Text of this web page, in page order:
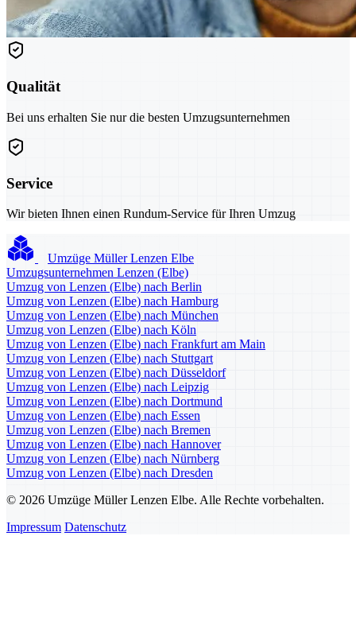
Qualität
Bei uns erhalten Sie nur die besten Umzugsunternehmen
Service
Wir bieten Ihnen einen Rundum-Service für Ihren Umzug
Umzüge Müller Lenzen Elbe
Umzugsunternehmen Lenzen (Elbe)
Umzug von Lenzen (Elbe) nach Berlin
Umzug von Lenzen (Elbe) nach Hamburg
Umzug von Lenzen (Elbe) nach München
Umzug von Lenzen (Elbe) nach Köln
Umzug von Lenzen (Elbe) nach Frankfurt am Main
Umzug von Lenzen (Elbe) nach Stuttgart
Umzug von Lenzen (Elbe) nach Düsseldorf
Umzug von Lenzen (Elbe) nach Leipzig
Umzug von Lenzen (Elbe) nach Dortmund
Umzug von Lenzen (Elbe) nach Essen
Umzug von Lenzen (Elbe) nach Bremen
Umzug von Lenzen (Elbe) nach Hannover
Umzug von Lenzen (Elbe) nach Nürnberg
Umzug von Lenzen (Elbe) nach Dresden
© 2026 Umzüge Müller Lenzen Elbe. Alle Rechte vorbehalten.
Impressum Datenschutz